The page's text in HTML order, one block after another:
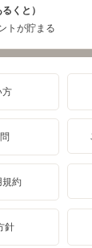
くと）
トが貯まる
方
規約
針